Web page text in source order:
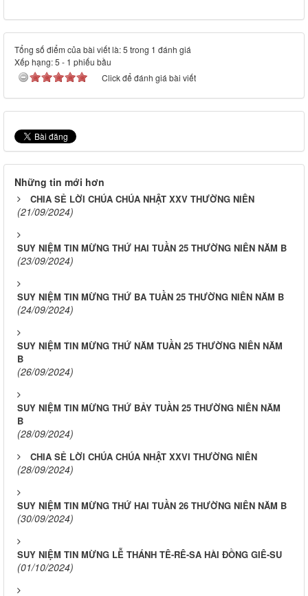
Tổng số điểm của bài viết là: 5 trong 1 đánh giá
Xếp hạng:5 - 1 phiếu bầu
Click để đánh giá bài viết
Những tin mới hơn
CHIA SẺ LỜI CHÚA CHÚA NHẬT XXV THƯỜNG NIÊN
(21/09/2024)
SUY NIỆM TIN MỪNG THỨ HAI TUẦN 25 THƯỜNG NIÊN NĂM B
(23/09/2024)
SUY NIỆM TIN MỪNG THỨ BA TUẦN 25 THƯỜNG NIÊN NĂM B
(24/09/2024)
SUY NIỆM TIN MỪNG THỨ NĂM TUẦN 25 THƯỜNG NIÊN NĂM
B
(26/09/2024)
SUY NIỆM TIN MỪNG THỨ BẢY TUẦN 25 THƯỜNG NIÊN NĂM
B
(28/09/2024)
CHIA SẺ LỜI CHÚA CHÚA NHẬT XXVI THƯỜNG NIÊN
(28/09/2024)
SUY NIỆM TIN MỪNG THỨ HAI TUẦN 26 THƯỜNG NIÊN NĂM B
(30/09/2024)
SUY NIỆM TIN MỪNG LỄ THÁNH TÊ-RÊ-SA HÀI ĐỒNG GIÊ-SU
(01/10/2024)